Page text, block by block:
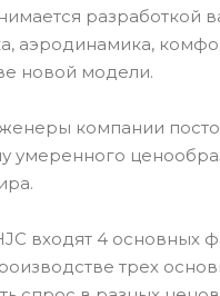
аэродинамика,
новой модели.
компании
умеренного
входят 4
трех